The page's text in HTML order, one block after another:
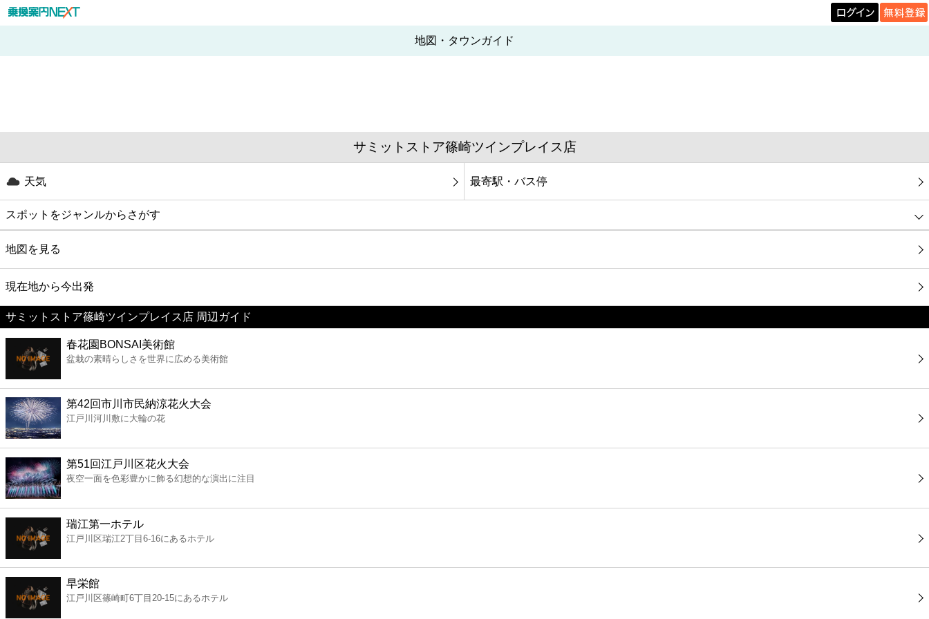
地図・タウンガイド
サミットストア篠崎ツインプレイス店
天気 最寄駅・バス停
スポットをジャンルからさがす
グルメ
映画
美容
コンビニ
薬局
スーパー
エンタメ
レジャー
書店
ファミレス
地図を見る
現在地から今出発
サミットストア篠崎ツインプレイス店 周辺ガイド
春花園BONSAI美術館
盆栽の素晴らしさを世界に広める美術館
第42回市川市民納涼花火大会
江戸川河川敷に大輪の花
第51回江戸川区花火大会
夜空一面を色彩豊かに飾る幻想的な演出に注目
瑞江第一ホテル
江戸川区瑞江2丁目6-16にあるホテル
早栄館
江戸川区篠崎町6丁目20-15にあるホテル